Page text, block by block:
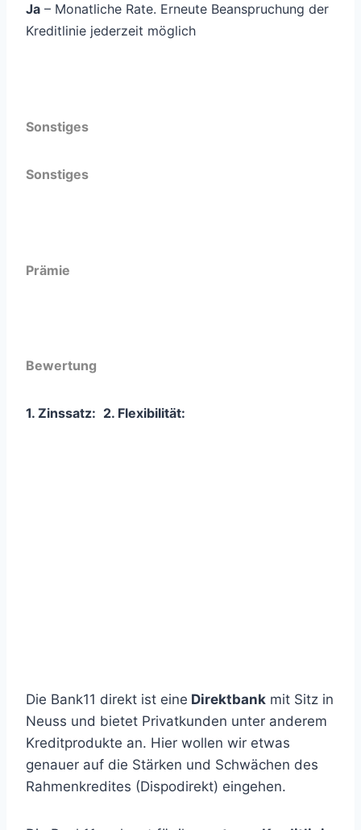
Ja – Monatliche Rate. Erneute Beanspruchung der
Kreditlinie jederzeit möglich
Sonstiges
Sonstiges
Prämie
Bewertung
1. Zinssatz: 2. Flexibilität:
Die Bank11 direkt ist eine Direktbank mit Sitz in
Neuss und bietet Privatkunden unter anderem
Kreditprodukte an. Hier wollen wir etwas
genauer auf die Stärken und Schwächen des
Rahmenkredites (Dispodirekt) eingehen.